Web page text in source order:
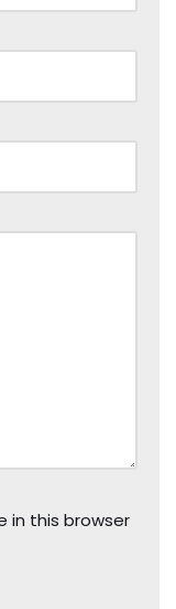
in this browser